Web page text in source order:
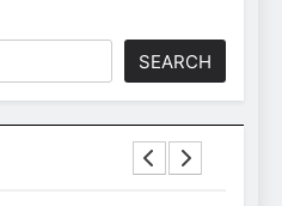
SEARCH